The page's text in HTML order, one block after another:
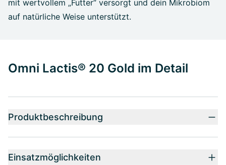
mit wertvollem „Futter“ versorgt und dein Mikrobiom
auf natürliche Weise unterstützt.
Omni Lactis® 20 Gold im Detail
Produktbeschreibung
Einsatzmöglichkeiten